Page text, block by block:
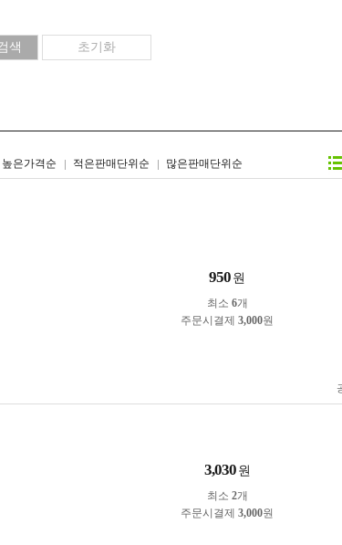
높은가격순 적은판매단위순 많은판매단위순
950 원
최소 6개
주문시결제 3,000원
3,030 원
최소 2개
주문시결제 3,000원